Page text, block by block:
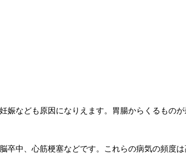
なども原因になりえます。胃腸からくるもの
中、心筋梗塞などです。これらの病気の頻度